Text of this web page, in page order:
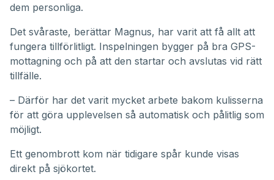
dem personliga.
Det svåraste, berättar Magnus, har varit att få allt att
fungera tillförlitligt. Inspelningen bygger på bra GPS-
mottagning och på att den startar och avslutas vid rätt
tillfälle.
– Därför har det varit mycket arbete bakom kulisserna
för att göra upplevelsen så automatisk och pålitlig som
möjligt.
Ett genombrott kom när tidigare spår kunde visas
direkt på sjökortet.